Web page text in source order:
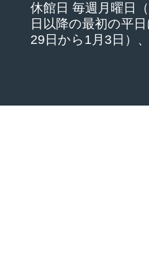
休館日 毎週月曜日
日以降の最初の平
29日から1月3日）